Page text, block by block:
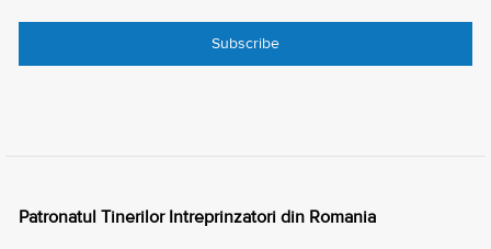
Patronatul Tinerilor Intreprinzatori din Romania